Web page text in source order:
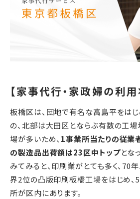
【家事代行・家政婦の利用
板橋区は、団地で有名な高島平をは
の、北部は大田区とならぶ有数の工
場が多いため、 1事業所当たりの従業
の製造品出荷額は23区中トップとな
みてみると、印刷業がとても多く、70
界2位の凸版印刷板橋工場をはじめ
所が区内にあります。